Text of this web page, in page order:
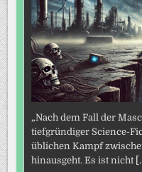
„Nach dem Fall der
tiefgründiger Science-
üblichen Kampf
hinausgeht. Es ist nicht